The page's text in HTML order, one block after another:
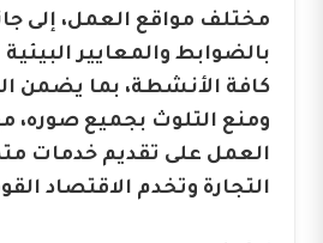
مختلف مواقع العمل، إلى
بالضوابط والمعايير
كافة الأنشطة، بما يضمن
ومنع التلوث بجميع صوره،
العمل على تقديم خدمات
التجارة وتخدم الاقتصاد